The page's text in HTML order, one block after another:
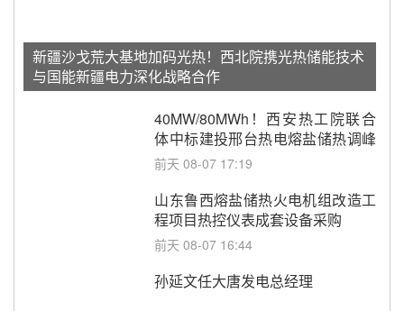
新疆沙戈荒大基地加码光热！西北院携光热储能技术
与国能新疆电力深化战略合作
40MW/80MWh！西安热工院联合
体中标建投邢台热电熔盐储热调峰
调频改造EPC项目
前天 08-07 17:19
山东鲁西熔盐储热火电机组改造工
程项目热控仪表成套设备采购
前天 08-07 16:44
孙延文任大唐发电总经理